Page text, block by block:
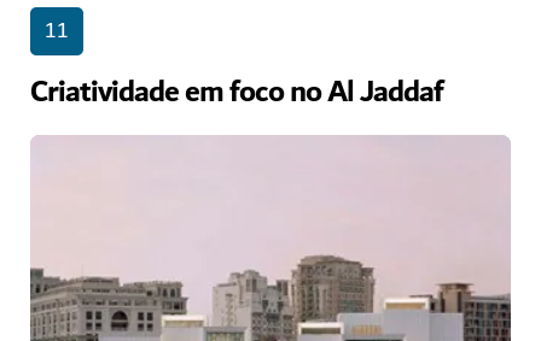
11
Criatividade em foco no Al Jaddaf